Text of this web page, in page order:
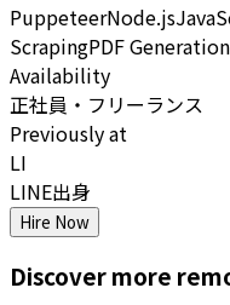
PuppeteerNode.js
ScrapingPDF Generation
Availability
正社員・フリーランス
Previously at
LI
LINE出身
Hire Now
Discover more